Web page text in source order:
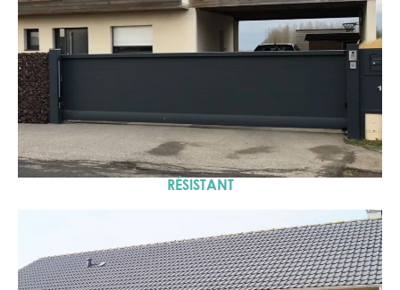
RÉSISTANT